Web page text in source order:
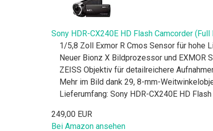
Sony HDR-CX240E HD Flash Camcorder
1/5,8 Zoll Exmor R Cmos Sensor für hohe
Neuer Bionz X Bildprozessor und EXMOR
ZEISS Objektiv für detailreichere
Mehr im Bild dank 29, 8-mm-
Lieferumfang: Sony HDR-CX240E HD
249,00 EUR
Bei Amazon ansehen